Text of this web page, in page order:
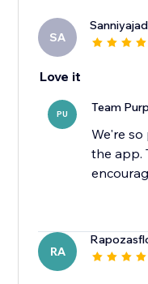
SA
Love it
PU Team
We're
the app.
RA